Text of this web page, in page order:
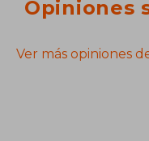
Opiniones
Ver más opiniones